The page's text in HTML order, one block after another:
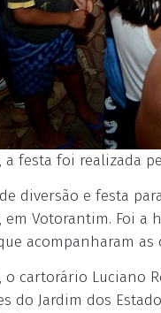
a festa foi realizada
diversão e festa
Votorantim. Foi a
acompanharam
o cartorário Luciano
do Jardim dos